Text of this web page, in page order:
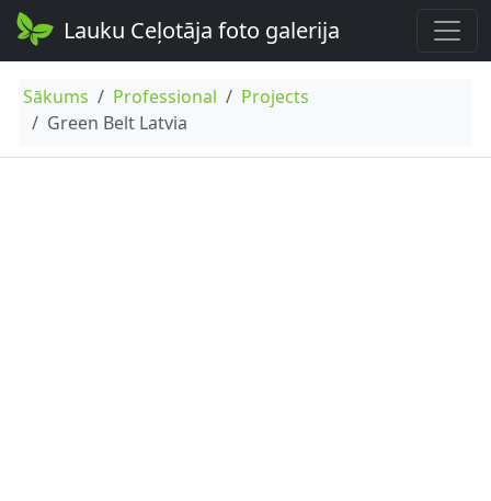
Lauku Ceļotāja foto galerija
Sākums Professional
Projects
Green Belt Latvia